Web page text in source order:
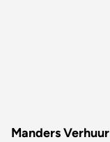
Manders Verhuur